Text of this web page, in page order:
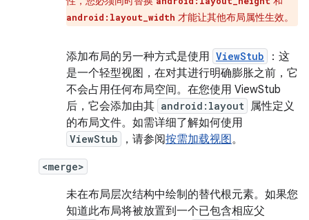
android:layout_width 才能让其他布局属性生效。
添加布局的另一种方式是使用 ViewStub
：这
是一个轻型视图，在对其进行明确膨胀之前，它
不会占用任何布局空间。在您使用 ViewStub
后，它会添加由其 android:layout 属性定义
的布局文件。如需详细了解如何使用
ViewStub ，请参阅按需加载视图。
<merge>
未在布局层次结构中绘制的替代根元素。如果您
知道此布局将被放置到一个已包含相应父